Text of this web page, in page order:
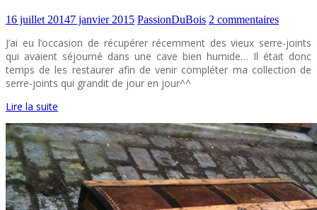
16 juillet 20147 janvier 2015 PassionDuBois 2 commentaires
J’ai eu l’occasion de récupérer récemment des vieux serre-joints
qui avaient séjourné dans une cave bien humide… Il était donc
temps de les restaurer afin de venir compléter ma collection de
serre-joints qui grandit de jour en jour^^
Lire la suite